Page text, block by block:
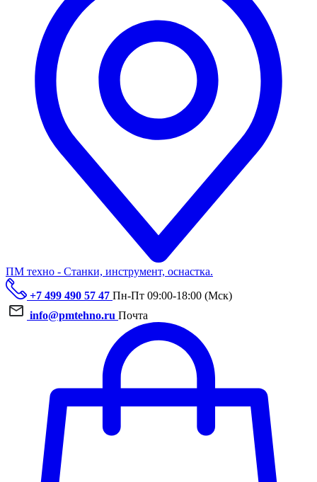
ПМ техно - Станки, инструмент, оснастка.
+7 499 490 57 47 Пн-Пт 09:00-18:00 (Мск)
info@pmtehno.ru Почта